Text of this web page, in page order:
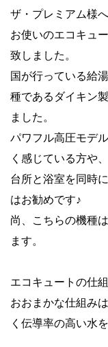
ザ・プレミアム様
お使いのエコキュ
致しました。
国が行っている給
種であるダイキン
ました。
パワフル高圧モデ
く感じている方や、
台所と浴室を同時
はお勧めです♪
尚、こちらの機種
ます。
エコキュートの仕
おおまかな仕組み
く伝導率の高い水